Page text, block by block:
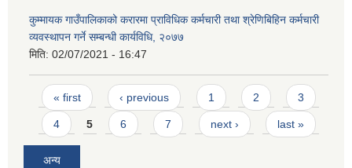
कुम्मायक गाउँपालिकाको करारमा प्राविधिक कर्मचारी तथा श्रेणिबिहिन कर्मचारी
व्यवस्थापन गर्ने सम्बन्धी कार्यविधि, २०७७
मिति: 02/07/2021 - 16:47
Pages
« first ‹ previous 1 2 3
4 5 6 7 next › last »
अन्य